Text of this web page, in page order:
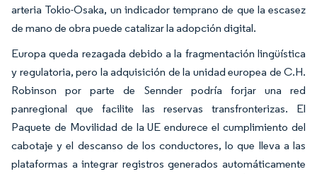
arteria Tokio-Osaka, un indicador temprano de que la escasez
de mano de obra puede catalizar la adopción digital.
Europa queda rezagada debido a la fragmentación lingüística
y regulatoria, pero la adquisición de la unidad europea de C.H.
Robinson por parte de Sennder podría forjar una red
panregional que facilite las reservas transfronterizas. El
Paquete de Movilidad de la UE endurece el cumplimiento del
cabotaje y el descanso de los conductores, lo que lleva a las
plataformas a integrar registros generados automáticamente